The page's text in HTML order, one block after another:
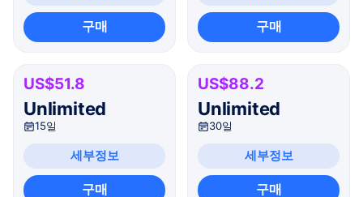
구매 구매
US$51.8
Unlimited
15일
세부정보
구매
US$88.2
Unlimited
30일
세부정보
구매